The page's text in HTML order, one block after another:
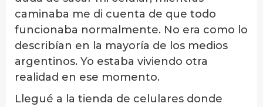
caminaba me di cuenta de que todo
funcionaba normalmente. No era como lo
describían en la mayoría de los medios
argentinos. Yo estaba viviendo otra
realidad en ese momento.
Llegué a la tienda de celulares donde